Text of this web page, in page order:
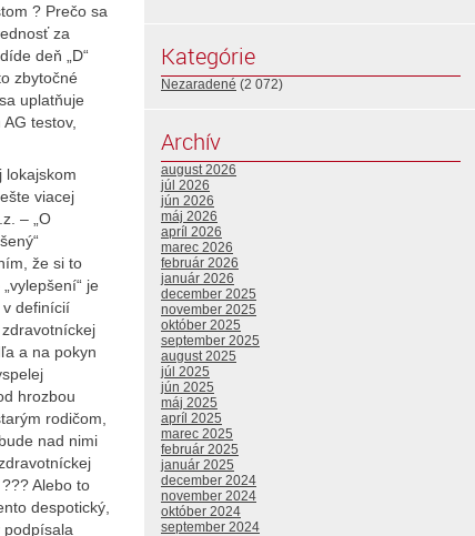
? Prečo sa
za
deň „D“
zbytočné
uplatňuje
testov,
lokajskom
viacej
– „O
že si to
je
v definícií
a na pokyn
hrozbou
rodičom,
nad nimi
Alebo to
despotický,
podpísala
Kategórie
Nezaradené (2 072)
Archív
august 2026
júl 2026
jún 2026
máj 2026
apríl 2026
marec 2026
február 2026
január 2026
december 2025
november 2025
október 2025
september 2025
august 2025
júl 2025
jún 2025
máj 2025
apríl 2025
marec 2025
február 2025
január 2025
december 2024
november 2024
október 2024
september 2024